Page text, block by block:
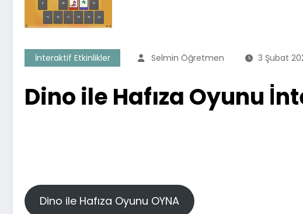
İnteraktif Etkinlikler Selmin Öğretmen 3 Şubat
Dino ile Hafıza Oyunu
Dino ile Hafıza Oyunu OYNA